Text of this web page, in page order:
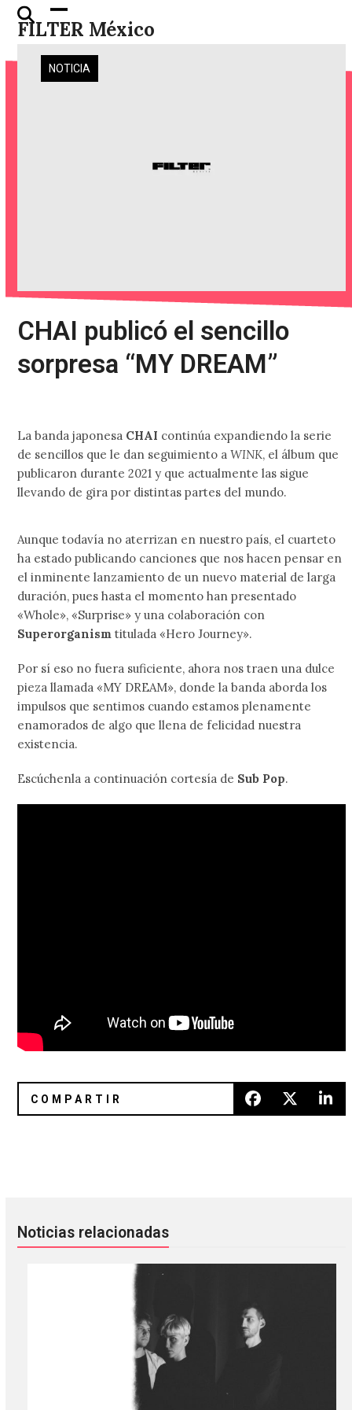
Skip
FILTER México
Open
mobile
menu
Close
mobile
menu
NOTICIA
CHAI publicó el sencillo
sorpresa “MY DREAM”
La banda japonesa CHAI continúa expandiendo la serie
de sencillos que le dan seguimiento aWINK, el álbum que
publicaron durante 2021 y que actualmente las sigue
llevando de gira por distintas partes del mundo.
Aunque todavía no aterrizan en nuestro país, el cuarteto
ha estado publicando canciones que nos hacen pensar en
el inminente lanzamiento de un nuevo material de larga
duración, pues hasta el momento han presentado
«Whole», «Surprise» y una colaboración con
Superorganism titulada «Hero Journey».
Por sí eso no fuera suficiente, ahora nos traen una dulce
pieza llamada «MY DREAM», donde la banda aborda los
impulsos que sentimos cuando estamos plenamente
enamorados de algo que llena de felicidad nuestra
existencia.
Escúchenla a continuación cortesía de Sub Pop.
Noticias relacionadas